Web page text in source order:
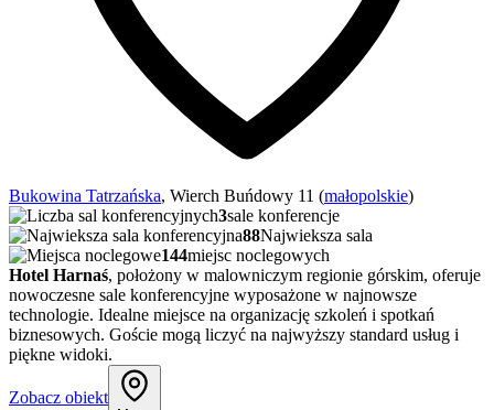
Bukowina Tatrzańska, Wierch Buńdowy 11 (małopolskie)
3sale konferencje
88Najwieksza sala
144miejsc noclegowych
Hotel Harnaś, położony w malowniczym regionie górskim, oferuje
nowoczesne sale konferencyjne wyposażone w najnowsze
technologie. Idealne miejsce na organizację szkoleń i spotkań
biznesowych. Goście mogą liczyć na najwyższy standard usług i
piękne widoki.
Zobacz obiekt